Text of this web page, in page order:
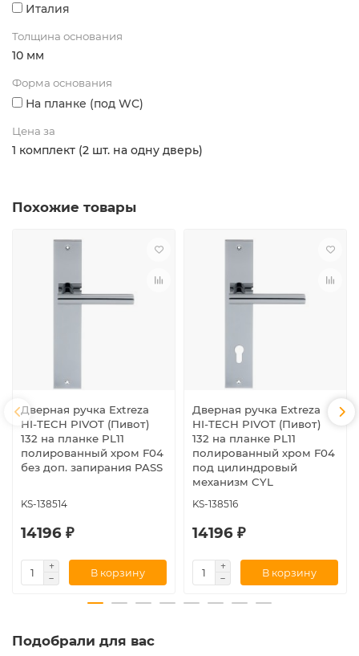
Италия
Толщина основания
10 мм
Форма основания
На планке (под WC)
Цена за
1 комплект (2 шт. на одну дверь)
Похожие товары
Дверная ручка Extreza
HI-TECH PIVOT (Пивот)
132 на планке PL11
полированный хром F04
без доп. запирания PASS
KS-138514
14196 ₽
В корзину
Дверная ручка Extreza
HI-TECH PIVOT (Пивот)
132 на планке PL11
полированный хром F04
под цилиндровый
механизм CYL
KS-138516
14196 ₽
В корзину
Подобрали для вас